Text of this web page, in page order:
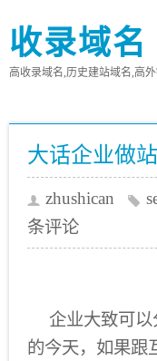
收录域名
高收录域名,历史建站域名,高
大话企业做
zhushican
条评论
企业大致可
的今天，如果跟